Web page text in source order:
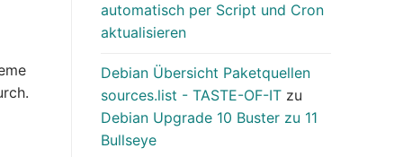
automatisch per Script und Cron
aktualisieren
Debian Übersicht Paketquellen
sources.list - TASTE-OF-IT zu
Debian Upgrade 10 Buster zu 11
Bullseye